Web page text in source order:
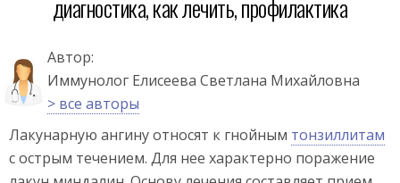
диагностика, как лечить, профилактика
Автор:
Иммунолог Елисеева Светлана Михайловна
> все авторы
Лакунарную ангину относят к гнойным тонзиллитам
с острым течением. Для нее характерно поражение